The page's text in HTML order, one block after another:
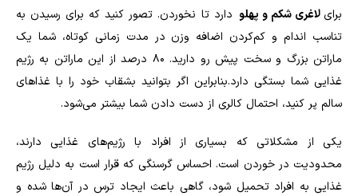
برایلاغری شکم و پهلو دارد تا نخوردن. تصور کنید که برای رسیدن به
تناسب اندام و کم‌کردن اضافه وزن در مدت زمانی کوتاه، شما یک
ماراتن بزرگ و سخت پیش رو دارید. ۸۰ درصد از این ماراتن به رژیم
غذایی شما بستگی دارد.بنابراین اگر بتوانید بشقاب خود را با غذاهای
سالم پر کنید، احتمال کالری از دست دادن شما بیشتر می‌شود.
یکی از مشکلاتی که بسیاری از افراد با رژیم‌های غذایی دارند،
محدودیت در خوردن است. احساس گرسنگی که قرار است به دلیل رژیم
غذایی به افراد تحمیل شود، گاهی باعث ایجاد ترس در آن‌ها شده و